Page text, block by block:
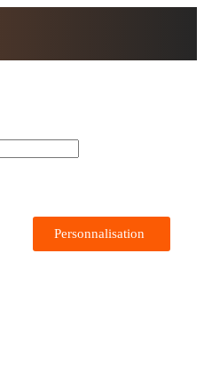
Personnalisation